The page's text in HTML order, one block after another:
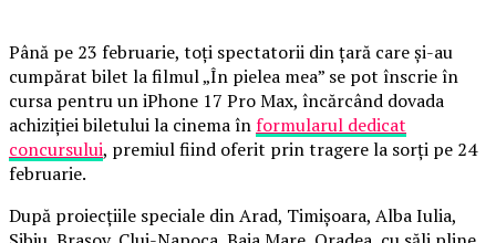
Până pe 23 februarie, toți spectatorii din țară care și-au
cumpărat bilet la filmul „În pielea mea” se pot înscrie în
cursa pentru un iPhone 17 Pro Max, încărcând dovada
achiziției biletului la cinema înformularul dedicat
concursului, premiul fiind oferit prin tragere la sorți pe 24
februarie.
După proiecțiile speciale din Arad, Timișoara, Alba Iulia,